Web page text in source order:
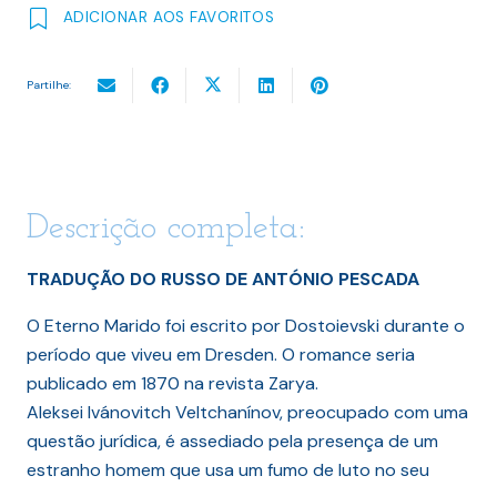
ADICIONAR AOS FAVORITOS
Partilhe:
Descrição completa:
TRADUÇÃO DO RUSSO DE ANTÓNIO PESCADA
O Eterno Marido foi escrito por Dostoievski durante o
período que viveu em Dresden. O romance seria
publicado em 1870 na revista Zarya.
Aleksei Ivánovitch Veltchanínov, preocupado com uma
questão jurídica, é assediado pela presença de um
estranho homem que usa um fumo de luto no seu